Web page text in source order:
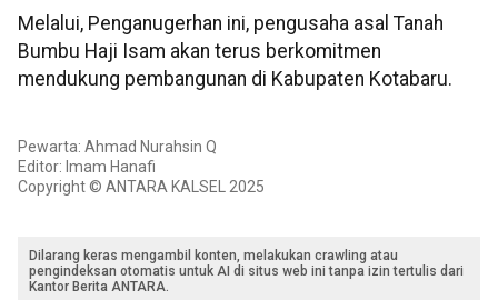
Melalui, Penganugerhan ini, pengusaha asal Tanah
Bumbu Haji Isam akan terus berkomitmen
mendukung pembangunan di Kabupaten Kotabaru.
Pewarta: Ahmad Nurahsin Q
Editor: Imam Hanafi
Copyright © ANTARA KALSEL 2025
Dilarang keras mengambil konten, melakukan crawling atau
pengindeksan otomatis untuk AI di situs web ini tanpa izin tertulis dari
Kantor Berita ANTARA.